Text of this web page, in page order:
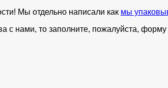
Мы отдельно написали как мы
с нами, то заполните, пожалуйста,